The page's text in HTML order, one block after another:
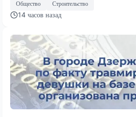
Общество Строительство
14 часов назад